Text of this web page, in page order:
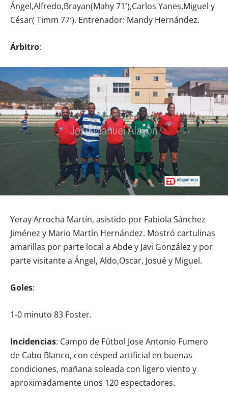
Ángel,Alfredo,Brayan(Mahy 71′),Carlos Yanes,Miguel y
César( Timm 77′). Entrenador: Mandy Hernández.
Árbitro:
Yeray Arrocha Martín, asistido por Fabiola Sánchez
Jiménez y Mario Martín Hernández. Mostró cartulinas
amarillas por parte local a Abde y Javi González y por
parte visitante a Ángel, Aldo,Oscar, Josué y Miguel.
Goles:
1-0 minuto 83 Foster.
Incidencias: Campo de Fútbol Jose Antonio Fumero
de Cabo Blanco, con césped artificial en buenas
condiciones, mañana soleada con ligero viento y
aproximadamente unos 120 espectadores.